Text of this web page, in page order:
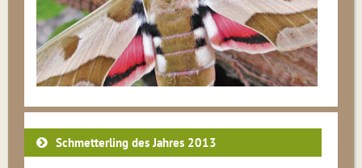
Schmetterling des Jahres 2013